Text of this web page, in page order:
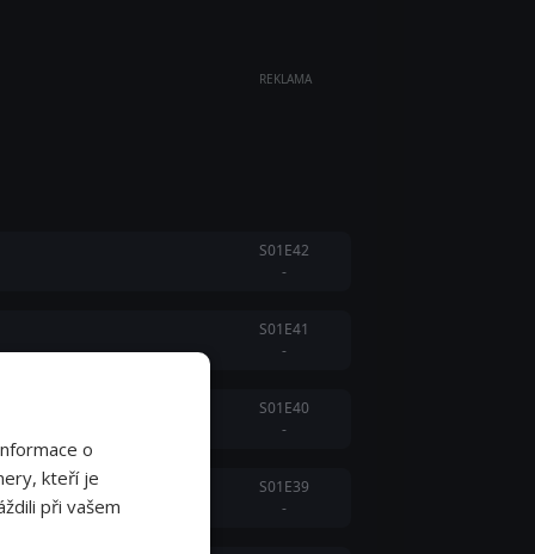
REKLAMA
S01E42
-
S01E41
-
S01E40
-
S01E39
-
o
kteří je
při vašem